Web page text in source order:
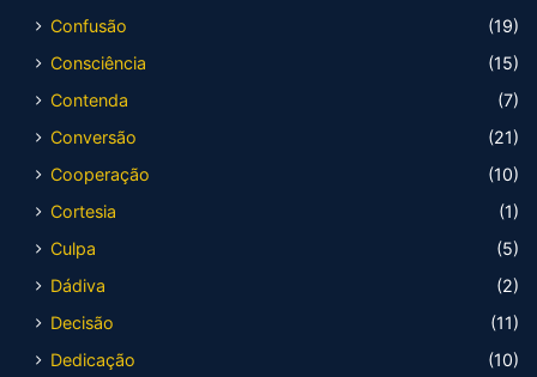
Confusão
(19)
Consciência
(15)
Contenda
(7)
Conversão
(21)
Cooperação
(10)
Cortesia
(1)
Culpa
(5)
Dádiva
(2)
Decisão
(11)
Dedicação
(10)